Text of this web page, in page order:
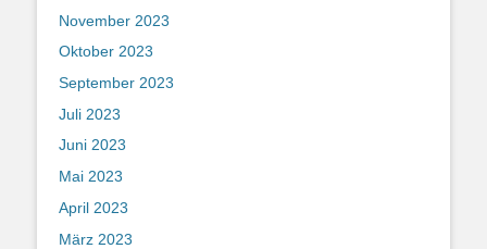
November 2023
Oktober 2023
September 2023
Juli 2023
Juni 2023
Mai 2023
April 2023
März 2023